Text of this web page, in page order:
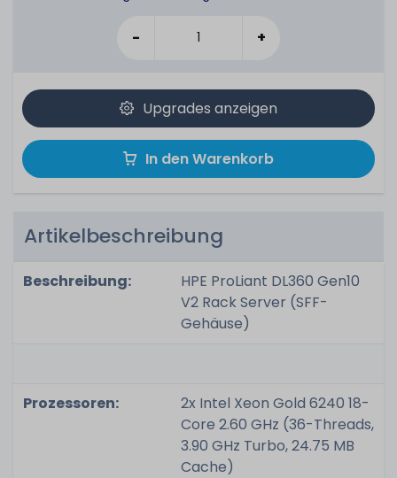
- +
Upgrades anzeigen
In den Warenkorb
Artikelbeschreibung
Beschreibung:
HPE ProLiant DL360 Gen10
V2 Rack Server (SFF-
Gehäuse)
Prozessoren:
2x Intel Xeon Gold 6240 18-
Core 2.60 GHz (36-Threads,
3.90 GHz Turbo, 24.75 MB
Cache)